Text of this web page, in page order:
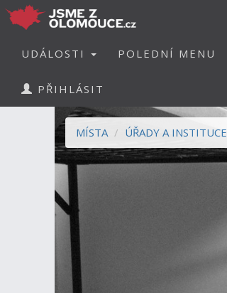
UDÁLOSTI POLEDNÍ MENU
PŘIHLÁSIT
MÍSTA ÚŘADY A INSTITUCE